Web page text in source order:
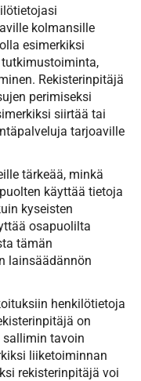
kolmansille
esimerkiksi
Rekisterinpitäjä
perimiseksi
siirtää tai
tarjoaville
tärkeää, minkä
käyttää tietoja
kyseisten
osapuolilta
tämän
lainsäädännön
henkilötietoja
on
sallimin tavoin
liiketoiminnan
rekisterinpitäjä voi